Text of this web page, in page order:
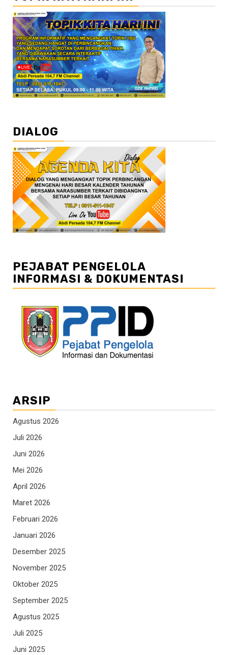
DIALOG
PEJABAT PENGELOLA
INFORMASI & DOKUMENTASI
ARSIP
Agustus 2026
Juli 2026
Juni 2026
Mei 2026
April 2026
Maret 2026
Februari 2026
Januari 2026
Desember 2025
November 2025
Oktober 2025
September 2025
Agustus 2025
Juli 2025
Juni 2025